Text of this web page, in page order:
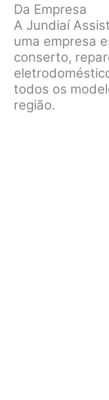
Da Empresa
A Jundiaí
uma empresa
conserto,
todos os
região.